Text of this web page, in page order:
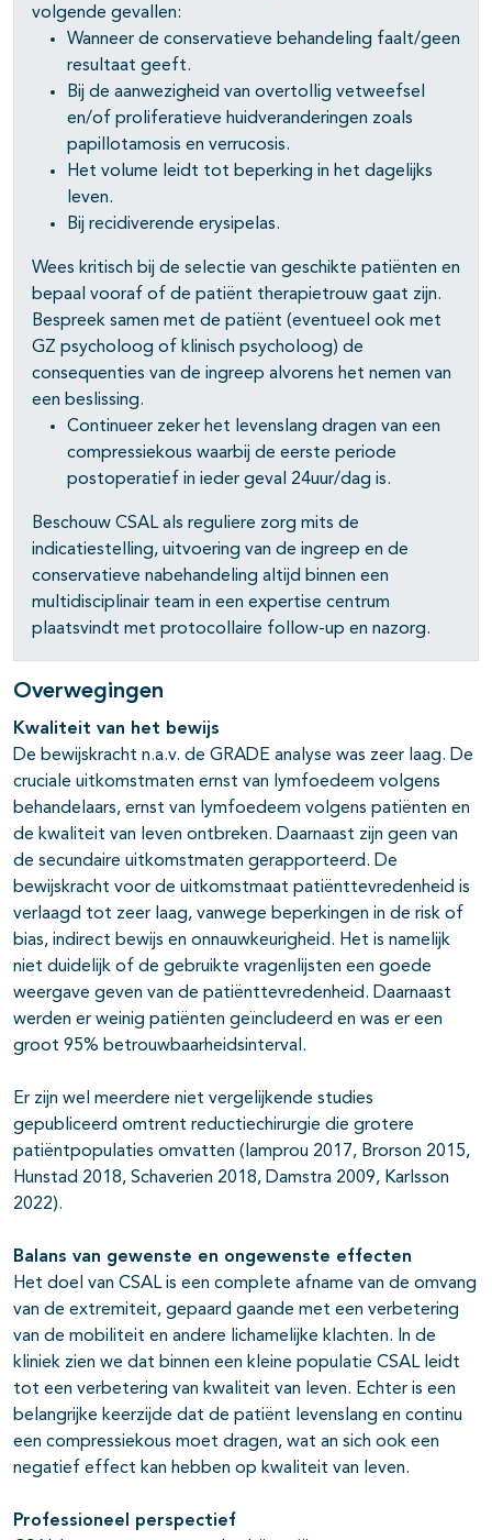
volgende gevallen:
Wanneer de conservatieve behandeling faalt/geen
resultaat geeft.
Bij de aanwezigheid van overtollig vetweefsel
en/of proliferatieve huidveranderingen zoals
papillotamosis en verrucosis.
Het volume leidt tot beperking in het dagelijks
leven.
Bij recidiverende erysipelas.
Wees kritisch bij de selectie van geschikte patiënten en
bepaal vooraf of de patiënt therapietrouw gaat zijn.
Bespreek samen met de patiënt (eventueel ook met
GZ psycholoog of klinisch psycholoog) de
consequenties van de ingreep alvorens het nemen van
een beslissing.
Continueer zeker het levenslang dragen van een
compressiekous waarbij de eerste periode
postoperatief in ieder geval 24uur/dag is.
Beschouw CSAL als reguliere zorg mits de
indicatiestelling, uitvoering van de ingreep en de
conservatieve nabehandeling altijd binnen een
multidisciplinair team in een expertise centrum
plaatsvindt met protocollaire follow-up en nazorg.
Overwegingen
Kwaliteit van het bewijs
De bewijskracht n.a.v. de GRADE analyse was zeer laag. De
cruciale uitkomstmaten ernst van lymfoedeem volgens
behandelaars, ernst van lymfoedeem volgens patiënten en
de kwaliteit van leven ontbreken. Daarnaast zijn geen van
de secundaire uitkomstmaten gerapporteerd. De
bewijskracht voor de uitkomstmaat patiënttevredenheid is
verlaagd tot zeer laag, vanwege beperkingen in de risk of
bias, indirect bewijs en onnauwkeurigheid. Het is namelijk
niet duidelijk of de gebruikte vragenlijsten een goede
weergave geven van de patiënttevredenheid. Daarnaast
werden er weinig patiënten geïncludeerd en was er een
groot 95% betrouwbaarheidsinterval.
Er zijn wel meerdere niet vergelijkende studies
gepubliceerd omtrent reductiechirurgie die grotere
patiëntpopulaties omvatten (lamprou 2017, Brorson 2015,
Hunstad 2018, Schaverien 2018, Damstra 2009, Karlsson
2022).
Balans van gewenste en ongewenste effecten
Het doel van CSAL is een complete afname van de omvang
van de extremiteit, gepaard gaande met een verbetering
van de mobiliteit en andere lichamelijke klachten. In de
kliniek zien we dat binnen een kleine populatie CSAL leidt
tot een verbetering van kwaliteit van leven. Echter is een
belangrijke keerzijde dat de patiënt levenslang en continu
een compressiekous moet dragen, wat an sich ook een
negatief effect kan hebben op kwaliteit van leven.
Professioneel perspectief